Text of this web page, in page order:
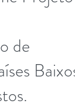
Projeto
de